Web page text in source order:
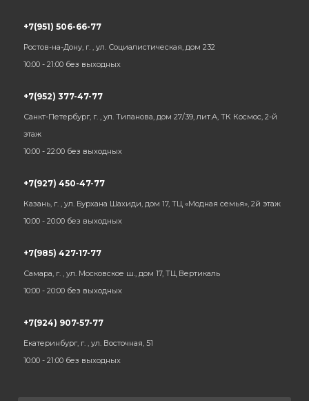
+7(951) 506-66-77
Ростов-на-Дону, г. , ул. Социалистическая, дом 232
10:00 - 21:00 без выходных
+7(952) 377-47-77
Санкт-Петербург, г. , ул. Типанова, дом 27/39, лит.А, ТК Космос, 2-й
этаж
10:00 - 22:00 без выходных
+7(927) 450-47-77
Казань, г. , ул. Бурхана Шахиди, дом 17, ТЦ «Модная семья», 2й этаж
10:00 - 20:00 без выходных
+7(985) 427-17-77
Самара, г. , ул. Московское ш., дом 17, ТЦ Вертикаль
10:00 - 20:00 без выходных
+7(924) 907-57-77
Екатеринбург, г. , ул. Восточная, 51
10:00 - 21:00 без выходных